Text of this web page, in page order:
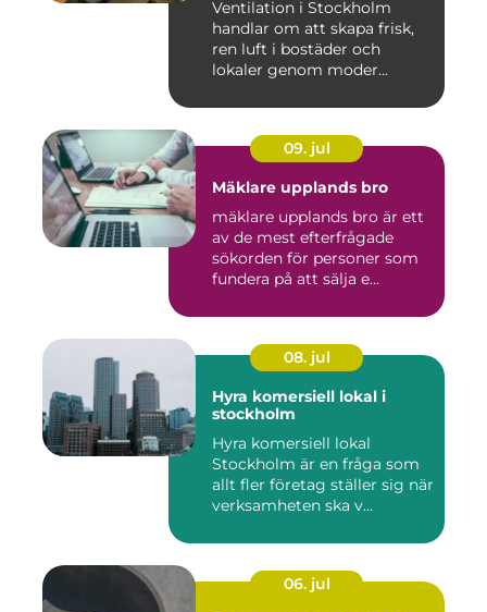
Ventilation i Stockholm
handlar om att skapa frisk,
ren luft i bostäder och
lokaler genom moder...
09. jul
Mäklare upplands bro
mäklare upplands bro är ett
av de mest efterfrågade
sökorden för personer som
fundera på att sälja e...
08. jul
Hyra komersiell lokal i
stockholm
Hyra komersiell lokal
Stockholm är en fråga som
allt fler företag ställer sig när
verksamheten ska v...
06. jul